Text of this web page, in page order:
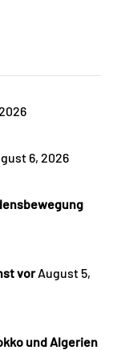
6, 2026
vor August 5,
und Algerien